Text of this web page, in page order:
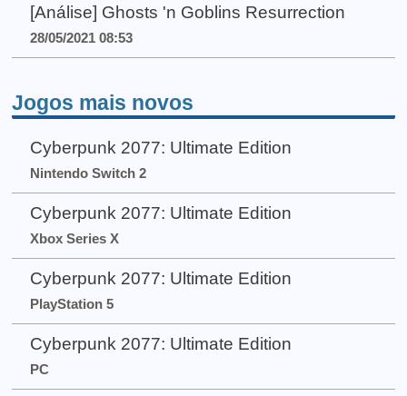
[Análise] Ghosts 'n Goblins Resurrection
28/05/2021 08:53
Jogos mais novos
Cyberpunk 2077: Ultimate Edition
Nintendo Switch 2
Cyberpunk 2077: Ultimate Edition
Xbox Series X
Cyberpunk 2077: Ultimate Edition
PlayStation 5
Cyberpunk 2077: Ultimate Edition
PC